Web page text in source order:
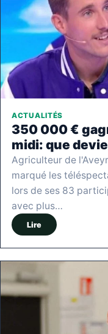
ACTUALITÉS
350 000 €
midi: que
Agriculteur de
marqué les
lors de ses 83
avec plus…
Lire